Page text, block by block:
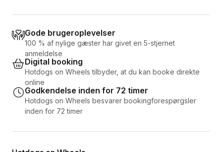
Gode brugeroplevelser
100 % af nylige gæster har givet en 5-stjernet
anmeldelse
Digital booking
Hotdogs on Wheels tilbyder, at du kan booke direkte
online
Godkendelse inden for 72 timer
Hotdogs on Wheels besvarer bookingforespørgsler
inden for 72 timer